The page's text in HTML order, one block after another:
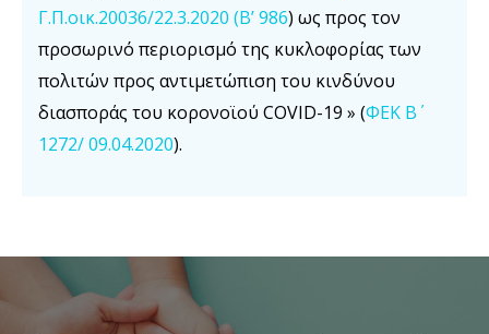
Γ.Π.οικ.20036/22.3.2020 (Β’ 986) ως προς τον
προσωρινό περιορισμό της κυκλοφορίας των
πολιτών προς αντιμετώπιση του κινδύνου
διασποράς του κορονοϊού COVID-19 » (ΦΕΚ Β΄
1272/ 09.04.2020).